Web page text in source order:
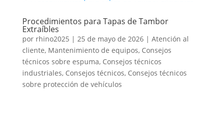
Procedimientos para Tapas de Tambor
Extraíbles
por rhino2025 | 25 de mayo de 2026| Atención al
cliente, Mantenimiento de equipos, Consejos
técnicos sobre espuma, Consejos técnicos
industriales, Consejos técnicos, Consejos técnicos
sobre protección de vehículos